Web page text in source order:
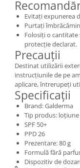
Evitați expunerea
Purtați
Folosiți o
protecție declarat.
Precauții
Destinat utilizării
instrucțiunile de pe
aplicare, întrerupeți
Specificații
Brand: Galderma
Tip produs:
SPF 50+
PPD 26
Prezentare: 80 g
Formulă fără
Dispozitiv de